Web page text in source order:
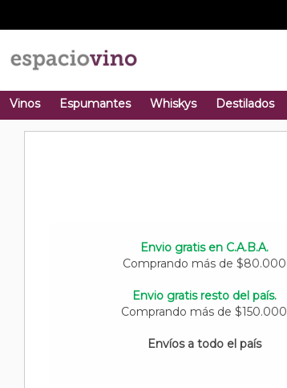
Vinos Espumantes Whiskys Destilados
Envio gratis en C.A.B.A.
Comprando más de $80.000
Envio gratis resto del país.
Comprando más de $150.000
Envíos a todo el país